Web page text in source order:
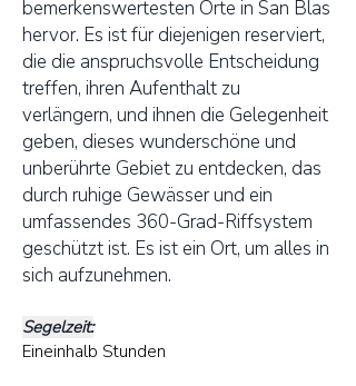
bemerkenswertesten Orte in San Blas
hervor. Es ist für diejenigen reserviert,
die die anspruchsvolle Entscheidung
treffen, ihren Aufenthalt zu
verlängern, und ihnen die Gelegenheit
geben, dieses wunderschöne und
unberührte Gebiet zu entdecken, das
durch ruhige Gewässer und ein
umfassendes 360-Grad-Riffsystem
geschützt ist. Es ist ein Ort, um alles in
sich aufzunehmen.
Segelzeit:
Eineinhalb Stunden